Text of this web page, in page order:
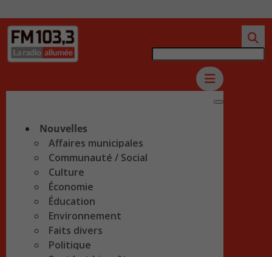
Nouvelles
Affaires municipales
Communauté / Social
Culture
Économie
Éducation
Environnement
Faits divers
Politique